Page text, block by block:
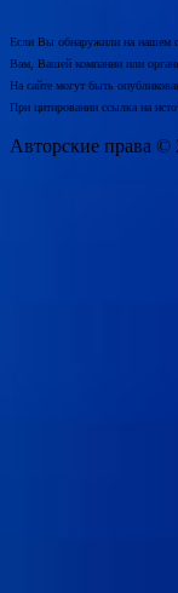
Если Вы обнаружили на нашем
Вам, Вашей компании или
На сайте могут быть
При цитировании ссылка на
Авторские права ©